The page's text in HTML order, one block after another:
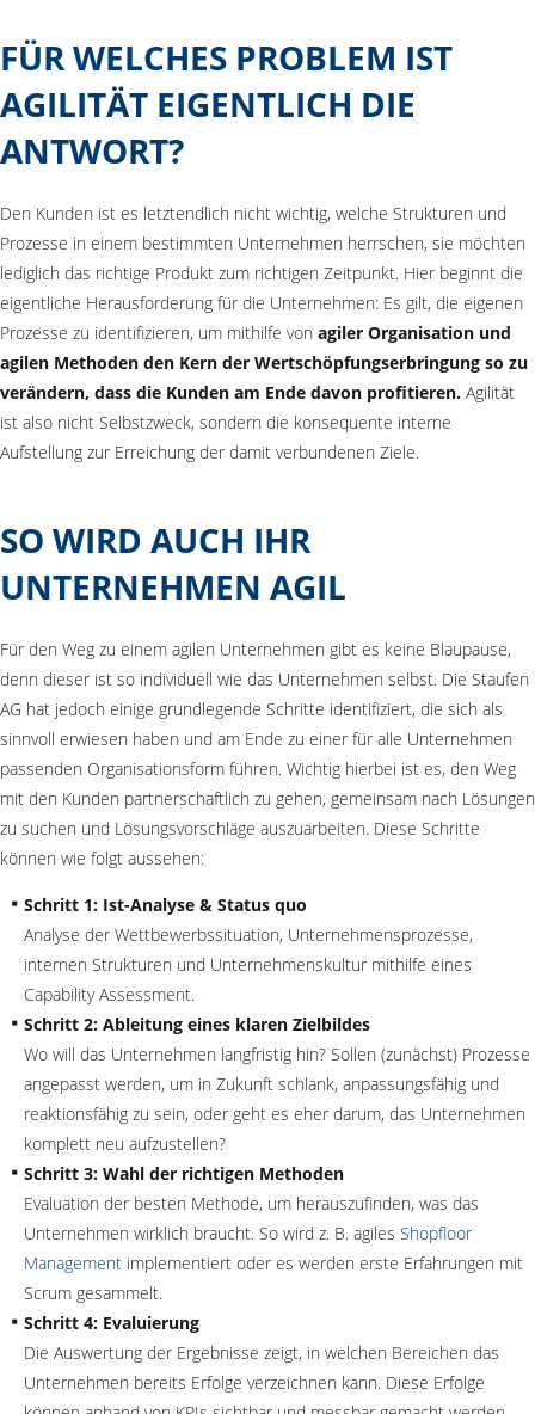
FÜR WELCHES PROBLEM IST
AGILITÄT EIGENTLICH DIE
ANTWORT?
Den Kunden ist es letztendlich nicht wichtig, welche Strukturen und
Prozesse in einem bestimmten Unternehmen herrschen, sie möchten
lediglich das richtige Produkt zum richtigen Zeitpunkt. Hier beginnt die
eigentliche Herausforderung für die Unternehmen: Es gilt, die eigenen
Prozesse zu identifizieren, um mithilfe von agiler Organisation und
agilen Methoden den Kern der Wertschöpfungserbringung so zu
verändern, dass die Kunden am Ende davon profitieren. Agilität
ist also nicht Selbstzweck, sondern die konsequente interne
Aufstellung zur Erreichung der damit verbundenen Ziele.
SO WIRD AUCH IHR
UNTERNEHMEN AGIL
Für den Weg zu einem agilen Unternehmen gibt es keine Blaupause,
denn dieser ist so individuell wie das Unternehmen selbst. Die Staufen
AG hat jedoch einige grundlegende Schritte identifiziert, die sich als
sinnvoll erwiesen haben und am Ende zu einer für alle Unternehmen
passenden Organisationsform führen. Wichtig hierbei ist es, den Weg
mit den Kunden partnerschaftlich zu gehen, gemeinsam nach Lösungen
zu suchen und Lösungsvorschläge auszuarbeiten. Diese Schritte
können wie folgt aussehen:
Schritt 1: Ist-Analyse & Status quo
Analyse der Wettbewerbssituation, Unternehmensprozesse,
internen Strukturen und Unternehmenskultur mithilfe eines
Capability Assessment.
Schritt 2: Ableitung eines klaren Zielbildes
Wo will das Unternehmen langfristig hin? Sollen (zunächst) Prozesse
angepasst werden, um in Zukunft schlank, anpassungsfähig und
reaktionsfähig zu sein, oder geht es eher darum, das Unternehmen
komplett neu aufzustellen?
Schritt 3: Wahl der richtigen Methoden
Evaluation der besten Methode, um herauszufinden, was das
Unternehmen wirklich braucht. So wird z. B. agiles Shopfloor
Management implementiert oder es werden erste Erfahrungen mit
Scrum gesammelt.
Schritt 4: Evaluierung
Die Auswertung der Ergebnisse zeigt, in welchen Bereichen das
Unternehmen bereits Erfolge verzeichnen kann. Diese Erfolge